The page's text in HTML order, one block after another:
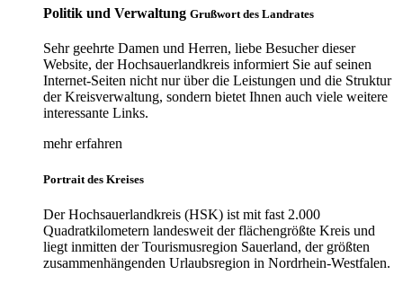
Politik und Verwaltung Grußwort des Landrates
Sehr geehrte Damen und Herren, liebe Besucher dieser
Website, der Hochsauerlandkreis informiert Sie auf seinen
Internet-Seiten nicht nur über die Leistungen und die Struktur
der Kreisverwaltung, sondern bietet Ihnen auch viele weitere
interessante Links.
mehr erfahren
Portrait des Kreises
Der Hochsauerlandkreis (HSK) ist mit fast 2.000
Quadratkilometern landesweit der flächengrößte Kreis und
liegt inmitten der Tourismusregion Sauerland, der größten
zusammenhängenden Urlaubsregion in Nordrhein-Westfalen.